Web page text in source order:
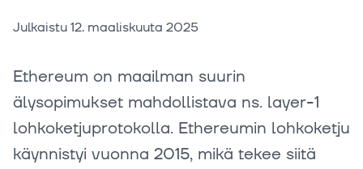
Julkaistu12. maaliskuuta 2025
Ethereum on maailman suurin
älysopimukset mahdollistava ns. layer-1
lohkoketjuprotokolla. Ethereumin lohkoketju
käynnistyi vuonna 2015, mikä tekee siitä